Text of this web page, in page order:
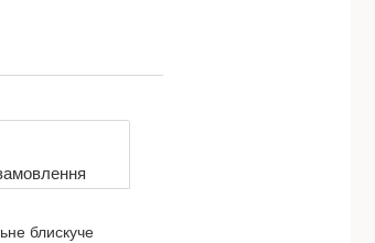
блискуче